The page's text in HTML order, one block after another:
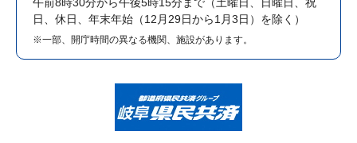
日、休日、年末年始（12月29日から1月3日）を除く）
※一部、開庁時間の異なる機関、施設があります。